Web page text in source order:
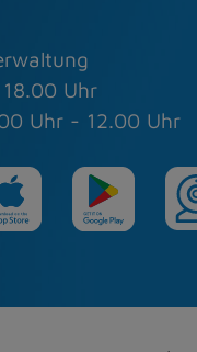
Uhr
Uhr - 12.00 Uhr